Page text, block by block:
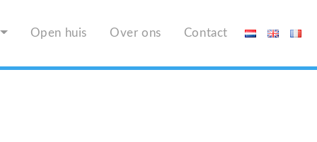
Open huis Over ons Contact